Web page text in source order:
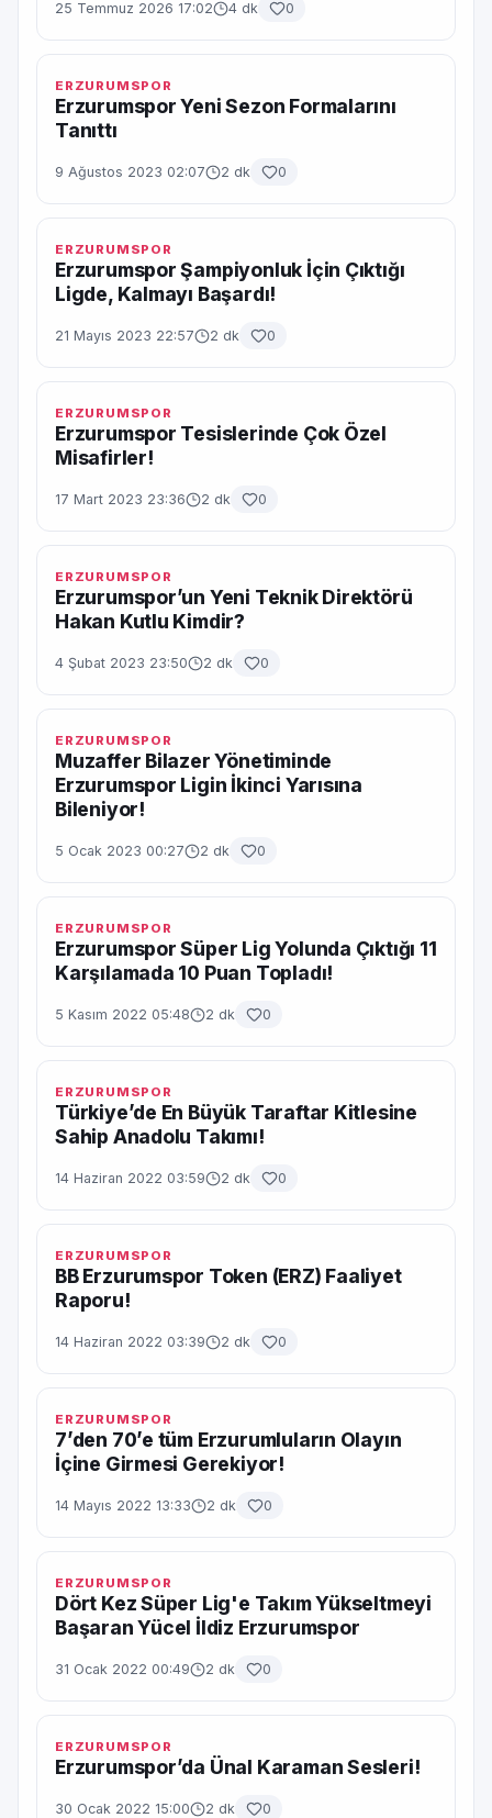
25 Temmuz 2026 17:02 4 dk 0
ERZURUMSPOR
Erzurumspor Yeni Sezon Formalarını
Tanıttı
9 Ağustos 2023 02:07 2 dk 0
ERZURUMSPOR
Erzurumspor Şampiyonluk İçin Çıktığı
Ligde, Kalmayı Başardı!
21 Mayıs 2023 22:57 2 dk 0
ERZURUMSPOR
Erzurumspor Tesislerinde Çok Özel
Misafirler!
17 Mart 2023 23:36 2 dk 0
ERZURUMSPOR
Erzurumspor’un Yeni Teknik Direktörü
Hakan Kutlu Kimdir?
4 Şubat 2023 23:50 2 dk 0
ERZURUMSPOR
Muzaffer Bilazer Yönetiminde
Erzurumspor Ligin İkinci Yarısına
Bileniyor!
5 Ocak 2023 00:27 2 dk 0
ERZURUMSPOR
Erzurumspor Süper Lig Yolunda Çıktığı 11
Karşılamada 10 Puan Topladı!
5 Kasım 2022 05:48 2 dk 0
ERZURUMSPOR
Türkiye’de En Büyük Taraftar Kitlesine
Sahip Anadolu Takımı!
14 Haziran 2022 03:59 2 dk 0
ERZURUMSPOR
BB Erzurumspor Token (ERZ) Faaliyet
Raporu!
14 Haziran 2022 03:39 2 dk 0
ERZURUMSPOR
7’den 70’e tüm Erzurumluların Olayın
İçine Girmesi Gerekiyor!
14 Mayıs 2022 13:33 2 dk 0
ERZURUMSPOR
Dört Kez Süper Lig'e Takım Yükseltmeyi
Başaran Yücel İldiz Erzurumspor
31 Ocak 2022 00:49 2 dk 0
ERZURUMSPOR
Erzurumspor’da Ünal Karaman Sesleri!
30 Ocak 2022 15:00 2 dk 0